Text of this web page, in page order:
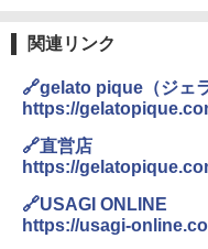
￥
テン
[キャ
広げ
￥
ポイ
ンパ
ア/
関連リンク
🔗gelato pique（ジェ
https://
🔗直営店
https://
🔗USAGI ONLINE
https://usagi-